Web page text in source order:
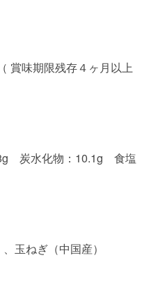
賞味期限残存４ヶ月以上
炭水化物：10.1g 食塩
玉ねぎ（中国産）